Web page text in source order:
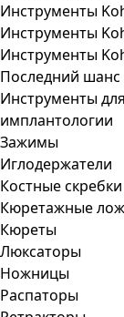
Инструменты
Инструменты
Инструменты
Последний шанс
Инструменты
имплантологии
Зажимы
Иглодержатели
Костные скребки
Кюретажные
Кюреты
Люксаторы
Ножницы
Распаторы